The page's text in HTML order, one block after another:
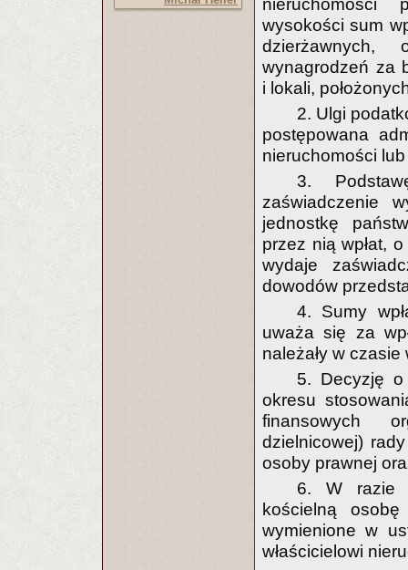
nieruchomości
wysokości sum
wynagrodzeń za
i lokali,
2. Ulgi
postępowana
nieruchomości
3.
zaświadczenie
jednostkę
przez nią wpłat,
wydaje
dowodów
4. Sumy
uważa się za
należały w czasie
5. Decyzję
okresu
finansowych
dzielnicowej)
osoby prawnej
6. W razie
kościelną
wymienione w
właścicielowi